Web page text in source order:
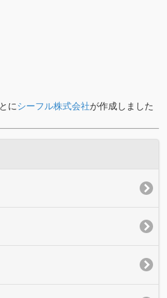
にシーフル株式会社が作成しました